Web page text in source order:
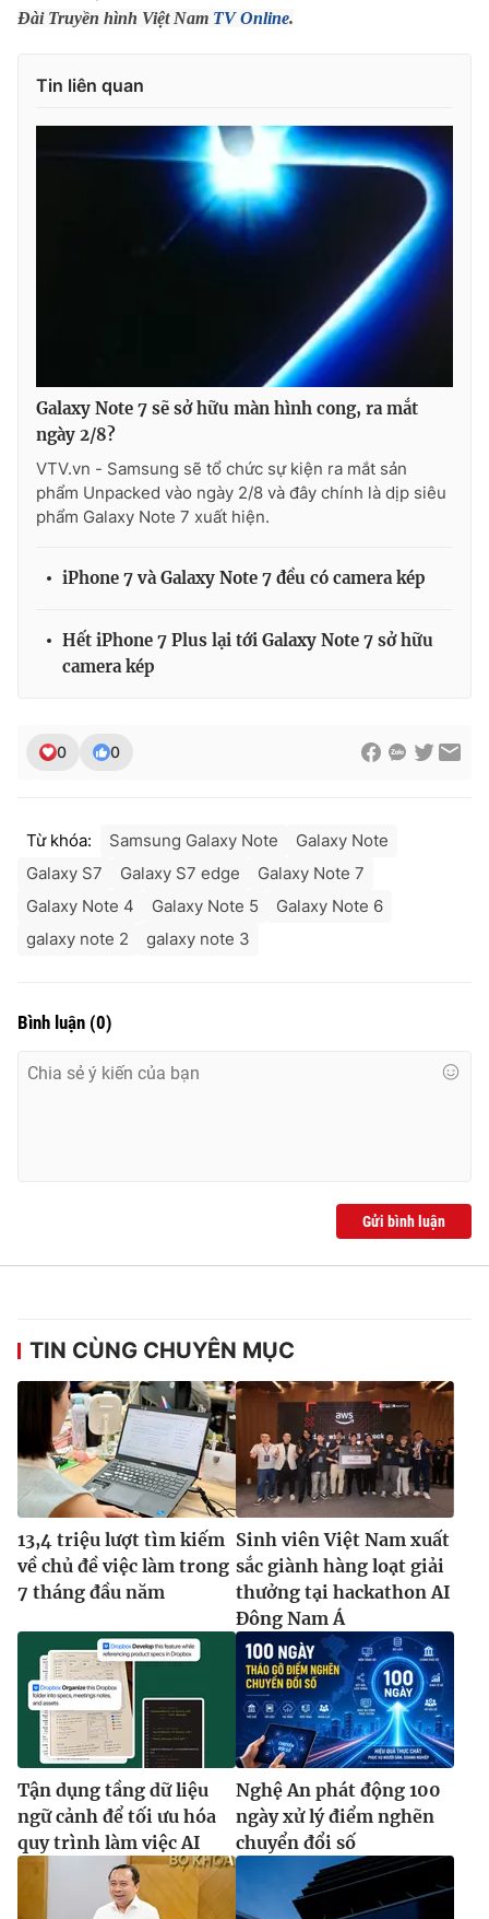
Đài Truyền hình Việt Nam TV Online.
Tin liên quan
Galaxy Note 7 sẽ sở hữu màn hình cong, ra mắt
ngày 2/8?
VTV.vn - Samsung sẽ tổ chức sự kiện ra mắt sản
phẩm Unpacked vào ngày 2/8 và đây chính là dịp siêu
phẩm Galaxy Note 7 xuất hiện.
iPhone 7 và Galaxy Note 7 đều có camera kép
Hết iPhone 7 Plus lại tới Galaxy Note 7 sở hữu
camera kép
0 0
Từ khóa: Samsung Galaxy Note
Galaxy Note
Galaxy S7
Galaxy S7 edge
Galaxy Note 7
Galaxy Note 4
Galaxy Note 5
Galaxy Note 6
galaxy note 2
galaxy note 3
Bình luận (0)
Gửi bình luận
TIN CÙNG CHUYÊN MỤC
13,4 triệu lượt tìm kiếm
về chủ đề việc làm trong
7 tháng đầu năm
Sinh viên Việt Nam xuất
sắc giành hàng loạt giải
thưởng tại hackathon AI
Đông Nam Á
Tận dụng tầng dữ liệu
ngữ cảnh để tối ưu hóa
quy trình làm việc AI
Nghệ An phát động 100
ngày xử lý điểm nghẽn
chuyển đổi số